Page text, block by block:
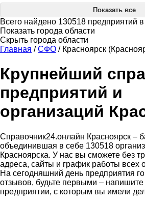
Показать все
Всего найдено 130518 предприятий
Показать города области
Скрыть города области
Главная / СФО / Красноярск
Крупнейший
предприятий и
организаций
Справочник24.онлайн Красноярск –
объединившая в себе 130518
Красноярска. У нас вы сможете без
адреса, сайты и график работы всех
На сегодняшний день предприятия
отзывов, будьте первыми –
предприятии, с которым вы имели